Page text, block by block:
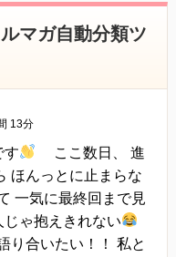
マガ自動分類ツ
13分
す
ここ数日、 進
ほんっとに止まらな
一気に最終回まで見
ゃ抱えきれない
り合いたい！！ 私と